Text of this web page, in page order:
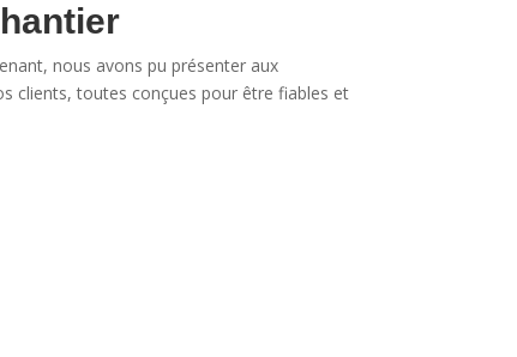
nous avons pu présenter aux
clients, toutes conçues pour être fiables et